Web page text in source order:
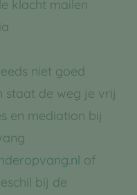
klacht mailen
niet goed
staat de weg je vrij
en mediation bij
of
bij de